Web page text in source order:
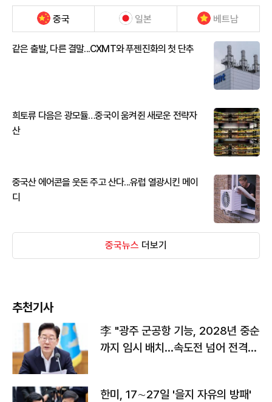
중국 일본 베트남
같은 출발, 다른 결말...CXMT와 푸젠진화의 첫 단추
희토류 다음은 광모듈…중국이 움켜쥔 새로운 전략자
산
중국산 에어콘을 웃돈 주고 산다...유럽 열광시킨 메이
디
중국뉴스 더보기
추천기사
李 "광주 군공항 기능, 2028년 중순
까지 임시 배치…속도전 넘어 전격
한미, 17∼27일 '을지 자유의 방패'